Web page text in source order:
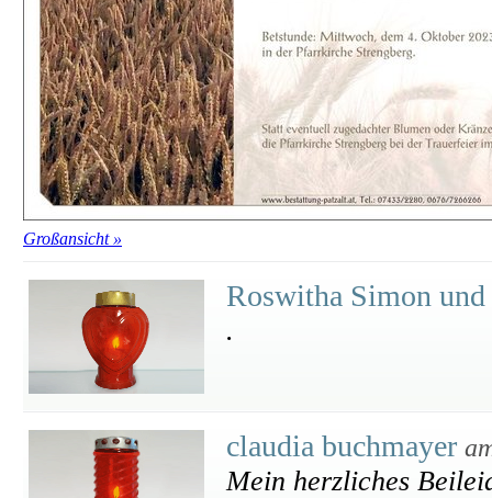
Großansicht »
Roswitha Simon
.
claudia buchmayer
Mein herzliches